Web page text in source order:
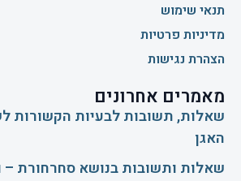
תנאי שימוש
מדיניות פרטיות
הצהרת נגישות
מאמרים אחרונים
שאלות, תשובות לבעיות הקשורות
האגן
שאלות ותשובות בנושא סחרחורת –